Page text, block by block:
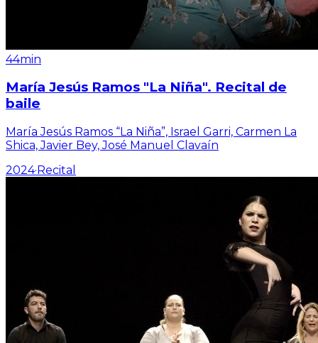
44min
María Jesús Ramos "La Niña". Recital de
baile
María Jesús Ramos “La Niña”, Israel Garri, Carmen La
Shica, Javier Bey, José Manuel Clavaín
2024·Recital